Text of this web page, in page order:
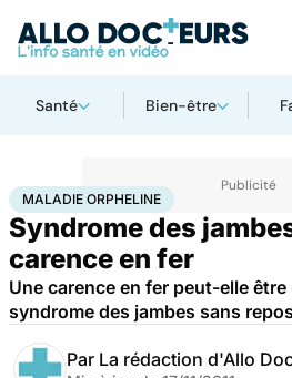
Santé Bien-être
AccueilSantéMaladiesMaladies
MALADIE ORPHELINE
Syndrome des
carence en fer
Une carence en fer peut-elle
syndrome des jambes sans
Par La rédaction d'Allo